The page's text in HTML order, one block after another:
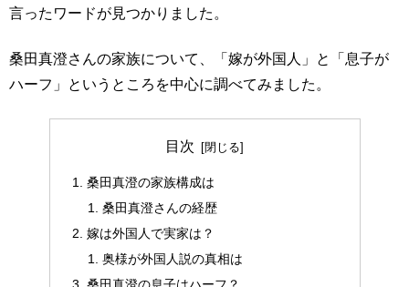
言ったワードが見つかりました。
桑田真澄さんの家族について、「嫁が外国人」と「息子が
ハーフ」というところを中心に調べてみました。
目次
桑田真澄の家族構成は
桑田真澄さんの経歴
嫁は外国人で実家は？
奥様が外国人説の真相は
桑田真澄の息子はハーフ？